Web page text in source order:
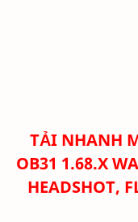
TẢI NHANH
OB31 1.68.X
HEADSHOT,